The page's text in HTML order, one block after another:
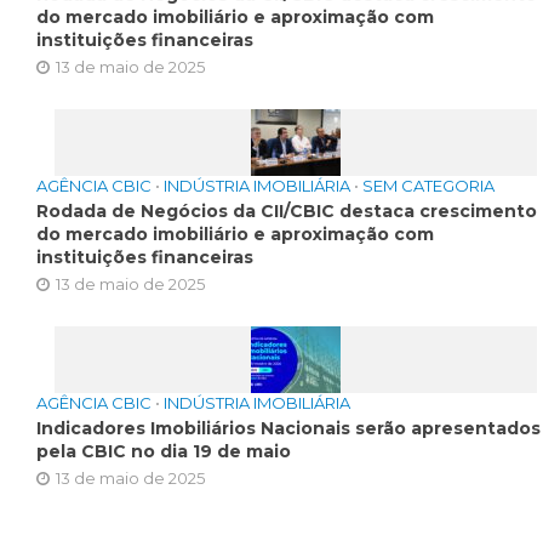
do mercado imobiliário e aproximação com
instituições financeiras
13 de maio de 2025
AGÊNCIA CBIC • INDÚSTRIA IMOBILIÁRIA • SEM CATEGORIA
Rodada de Negócios da CII/CBIC destaca crescimento
do mercado imobiliário e aproximação com
instituições financeiras
13 de maio de 2025
AGÊNCIA CBIC • INDÚSTRIA IMOBILIÁRIA
Indicadores Imobiliários Nacionais serão apresentados
pela CBIC no dia 19 de maio
13 de maio de 2025